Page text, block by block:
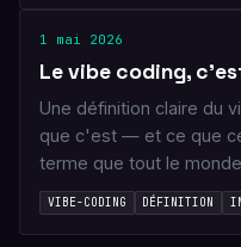
1 mai 2026
Le vibe coding,
Une définition claire du
que c'est — et ce que
terme que tout le
VIBE-CODING DÉFINITION